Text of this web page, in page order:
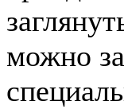
можно